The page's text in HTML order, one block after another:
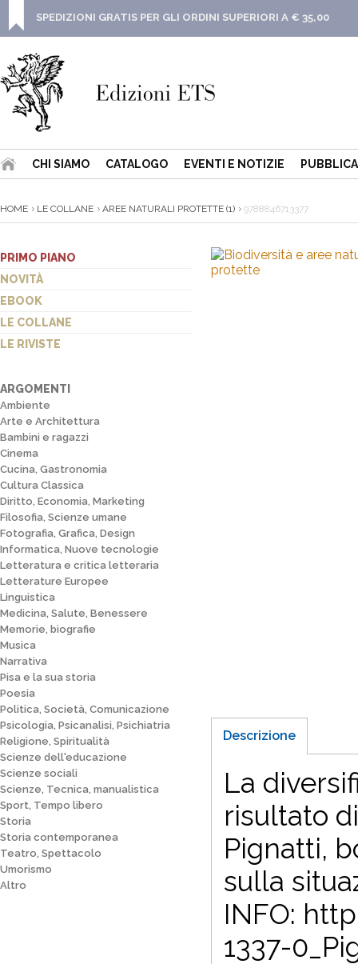
SPEDIZIONI GRATIS PER GLI ORDINI SUPERIORI A € 35,00
CHI SIAMO CATALOGO EVENTI E NOTIZIE
HOME LE COLLANE AREE NATURALI PROTETTE (1) 9788846713377
PRIMO PIANO
NOVITÀ
EBOOK
LE COLLANE
LE RIVISTE
ARGOMENTI
Ambiente
Arte e Architettura
Bambini e ragazzi
Cinema
Cucina, Gastronomia
Cultura Classica
Diritto, Economia, Marketing
Filosofia, Scienze umane
Fotografia, Grafica, Design
Informatica, Nuove tecnologie
Letteratura e critica letteraria
Letterature Europee
Linguistica
Medicina, Salute, Benessere
Memorie, biografie
Musica
Narrativa
Pisa e la sua storia
Poesia
Politica, Società, Comunicazione
Psicologia, Psicanalisi, Psichiatria
Religione, Spiritualità
Scienze dell'educazione
Scienze sociali
Scienze, Tecnica, manualistica
Sport, Tempo libero
Storia
Storia contemporanea
Teatro, Spettacolo
Umorismo
Altro
Descrizione
La
risultato
Pignatti,
sulla
INFO:
1337-